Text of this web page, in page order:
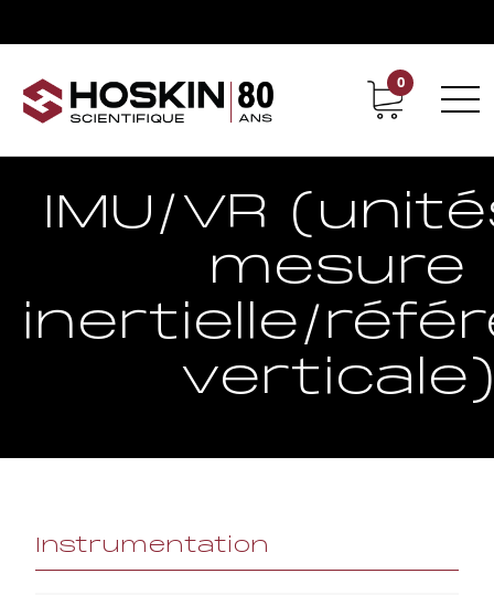
Support Carrières chez Hoskin
0
IMU/VR
mesure
inertielle/
Instrumentation